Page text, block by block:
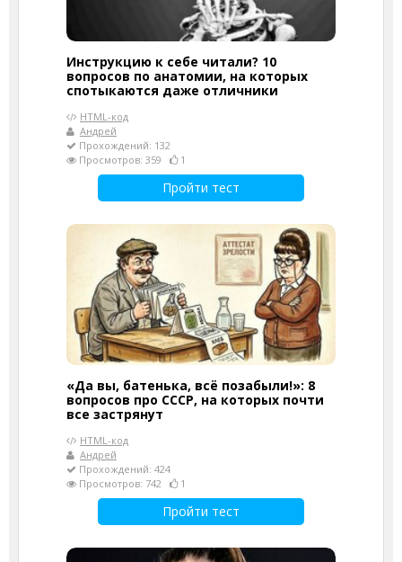
Инструкцию к себе читали? 10
вопросов по анатомии, на которых
спотыкаются даже отличники
HTML-код
Андрей
Прохождений: 132
Просмотров: 359
1
Пройти тест
«Да вы, батенька, всё позабыли!»: 8
вопросов про СССР, на которых почти
все застрянут
HTML-код
Андрей
Прохождений: 424
Просмотров: 742
1
Пройти тест